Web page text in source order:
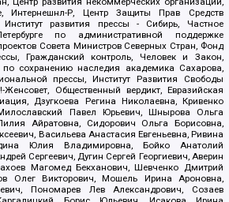
Интернешнл-Р, Центр Защиты Прав Средств
развития прессы - Сибирь, Частное
по административной поддержке
Совета Министров Северных Стран, Фонд
Гражданский контроль, Человек и Закон,
сохранению наследия академика Сахарова,
прессы, Институт Развития Свободы
Общественный вердикт, Евразийская
Дзугкоева Регина Николаевна, Кривенко
Павел Юрьевич, Шнырова Ольга
Айратовна, Сидорович Ольга Борисовна,
Васильева Анастасия Евгеньевна, Ривина
Юлия Владимировна, Бойко Анатолий
Сергеевич, Дугин Сергей Георгиевич, Аверин
Магомед Бекханович, Шевченко Дмитрий
Олег Викторович, Мошель Ирина Ароновна,
Пономарев Лев Александрович, Созаев